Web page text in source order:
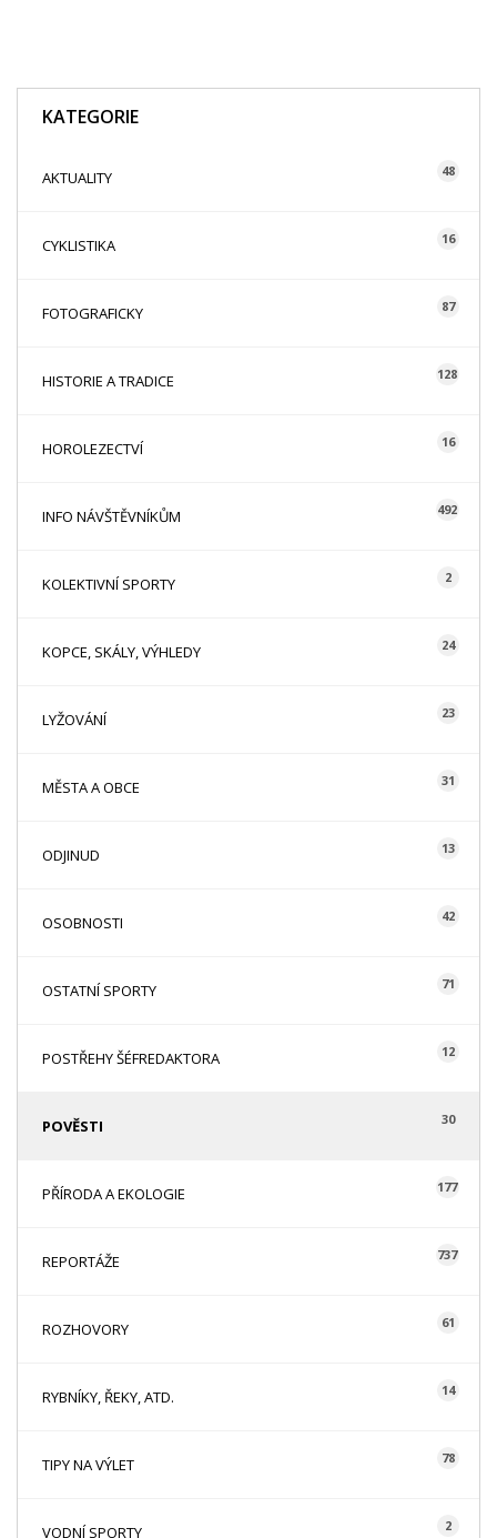
KATEGORIE
AKTUALITY 48
CYKLISTIKA 16
FOTOGRAFICKY 87
HISTORIE A TRADICE 128
HOROLEZECTVÍ 16
INFO NÁVŠTĚVNÍKŮM 492
KOLEKTIVNÍ SPORTY 2
KOPCE, SKÁLY, VÝHLEDY 24
LYŽOVÁNÍ 23
MĚSTA A OBCE 31
ODJINUD 13
OSOBNOSTI 42
OSTATNÍ SPORTY 71
POSTŘEHY ŠÉFREDAKTORA 12
POVĚSTI 30
PŘÍRODA A EKOLOGIE 177
REPORTÁŽE 737
ROZHOVORY 61
RYBNÍKY, ŘEKY, ATD. 14
TIPY NA VÝLET 78
VODNÍ SPORTY 2